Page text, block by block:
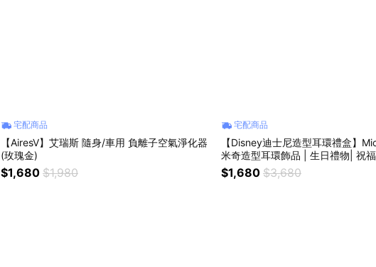
宅配商品
【AiresV】艾瑞斯 隨身/車用 負離子空氣淨化器
(玫瑰金)
$1,680 $1,980
宅配商品
【Disney迪士尼造型耳環禮盒】
米奇造型耳環飾品 | 生日禮物| 祝
物
$1,680 $3,680